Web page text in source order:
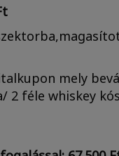
mely
2 féle whiskey